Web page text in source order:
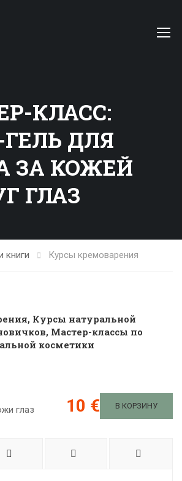
КЛАСС:
ДЛЯ
ЗА КОЖЕЙ
ГЛАЗ
книги Курсы кремоварения
, Курсы натуральной
, Мастер-классы по
косметики
10 € В КОРЗИНУ